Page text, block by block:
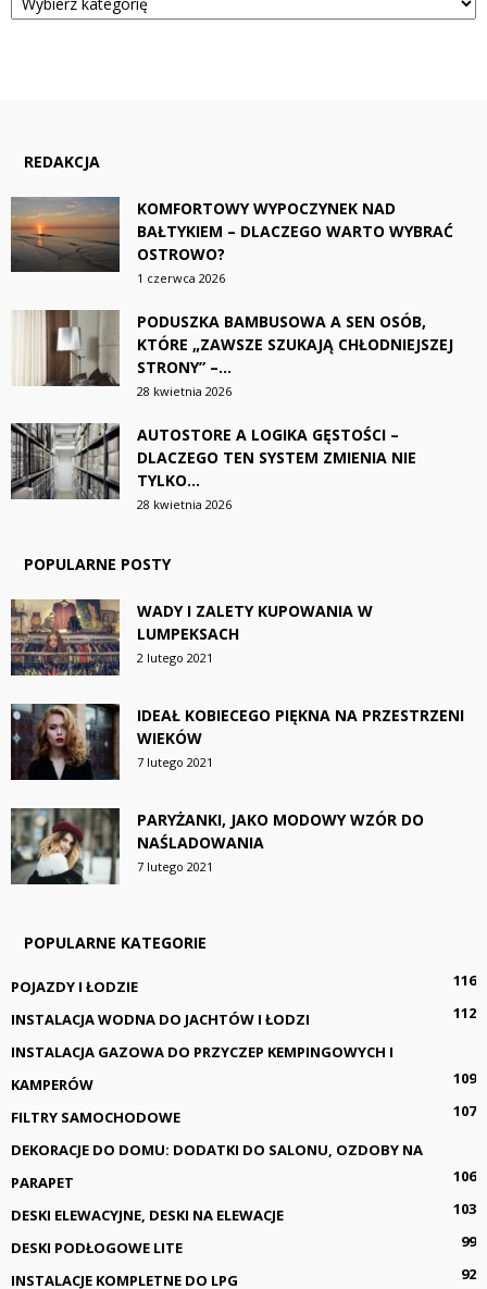
REDAKCJA
KOMFORTOWY WYPOCZYNEK NAD
BAŁTYKIEM – DLACZEGO WARTO WYBRAĆ
OSTROWO?
1 czerwca 2026
PODUSZKA BAMBUSOWA A SEN OSÓB,
KTÓRE „ZAWSZE SZUKAJĄ CHŁODNIEJSZEJ
STRONY” –...
28 kwietnia 2026
AUTOSTORE A LOGIKA GĘSTOŚCI –
DLACZEGO TEN SYSTEM ZMIENIA NIE
TYLKO...
28 kwietnia 2026
POPULARNE POSTY
WADY I ZALETY KUPOWANIA W
LUMPEKSACH
2 lutego 2021
IDEAŁ KOBIECEGO PIĘKNA NA PRZESTRZENI
WIEKÓW
7 lutego 2021
PARYŻANKI, JAKO MODOWY WZÓR DO
NAŚLADOWANIA
7 lutego 2021
POPULARNE KATEGORIE
POJAZDY I ŁODZIE
116
INSTALACJA WODNA DO JACHTÓW I ŁODZI
112
INSTALACJA GAZOWA DO PRZYCZEP KEMPINGOWYCH I
KAMPERÓW
109
FILTRY SAMOCHODOWE
107
DEKORACJE DO DOMU: DODATKI DO SALONU, OZDOBY NA
PARAPET
106
DESKI ELEWACYJNE, DESKI NA ELEWACJE
103
DESKI PODŁOGOWE LITE
99
INSTALACJE KOMPLETNE DO LPG
92